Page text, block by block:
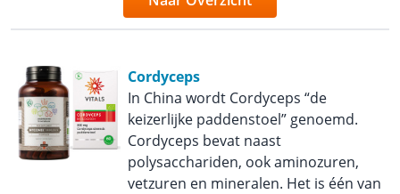
Cordyceps
In China wordt Cordyceps “de
keizerlijke paddenstoel” genoemd.
Cordyceps bevat naast
polysacchariden, ook aminozuren,
vetzuren en mineralen. Het is één van